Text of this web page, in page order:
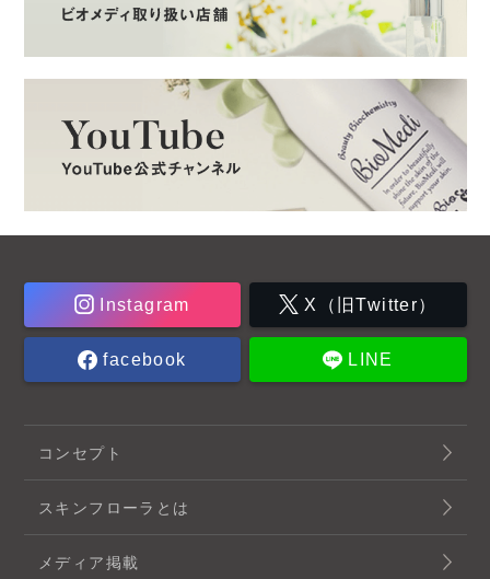
Instagram X（旧Twitter）
facebook LINE
コンセプト
スキンフローラとは
メディア掲載